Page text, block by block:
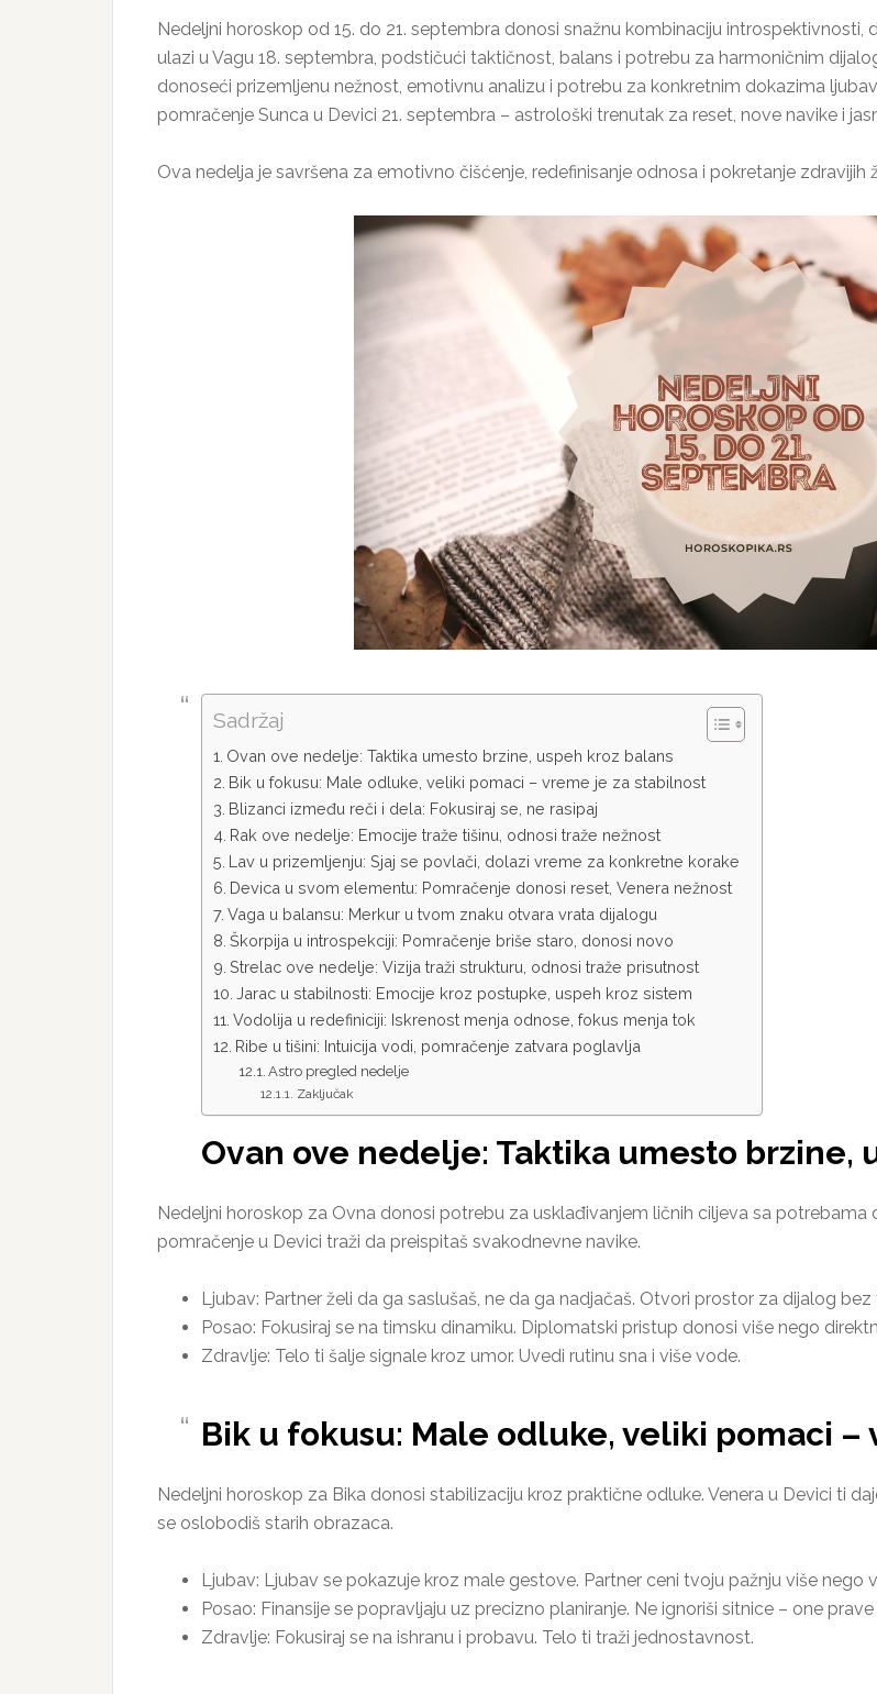
Nedeljni horoskop od 15. do 21. septembra donosi snažnu kombinaciju introspektivnosti,
ulazi u Vagu 18. septembra, podstičući taktičnost, balans i potrebu za harmoničnim
donoseći prizemljenu nežnost, emotivnu analizu i potrebu za konkretnim dokazima
pomračenje Sunca u Devici 21. septembra – astrološki trenutak za reset, nove navike i
Ova nedelja je savršena za emotivno čišćenje, redefinisanje odnosa i pokretanje zdravijih
Sadržaj
Ovan ove nedelje: Taktika umesto brzine, uspeh kroz balans
Bik u fokusu: Male odluke, veliki pomaci – vreme je za stabilnost
Blizanci između reči i dela: Fokusiraj se, ne rasipaj
Rak ove nedelje: Emocije traže tišinu, odnosi traže nežnost
Lav u prizemljenju: Sjaj se povlači, dolazi vreme za konkretne korake
Devica u svom elementu: Pomračenje donosi reset, Venera nežnost
Vaga u balansu: Merkur u tvom znaku otvara vrata dijalogu
Škorpija u introspekciji: Pomračenje briše staro, donosi novo
Strelac ove nedelje: Vizija traži strukturu, odnosi traže prisutnost
Jarac u stabilnosti: Emocije kroz postupke, uspeh kroz sistem
Vodolija u redefiniciji: Iskrenost menja odnose, fokus menja tok
Ribe u tišini: Intuicija vodi, pomračenje zatvara poglavlja
Astro pregled nedelje
Zaključak
Ovan ove nedelje: Taktika umesto brzine,
Nedeljni horoskop za Ovna donosi potrebu za usklađivanjem ličnih ciljeva sa potrebama
pomračenje u Devici traži da preispitaš svakodnevne navike.
Ljubav: Partner želi da ga saslušaš, ne da ga nadjačaš. Otvori prostor za dijalog bez
Posao: Fokusiraj se na timsku dinamiku. Diplomatski pristup donosi više nego
Zdravlje: Telo ti šalje signale kroz umor. Uvedi rutinu sna i više vode.
Bik u fokusu: Male odluke, veliki pomaci
Nedeljni horoskop za Bika donosi stabilizaciju kroz praktične odluke. Venera u Devici ti
se oslobodiš starih obrazaca.
Ljubav: Ljubav se pokazuje kroz male gestove. Partner ceni tvoju pažnju više nego
Posao: Finansije se popravljaju uz precizno planiranje. Ne ignoriši sitnice – one prave
Zdravlje: Fokusiraj se na ishranu i probavu. Telo ti traži jednostavnost.